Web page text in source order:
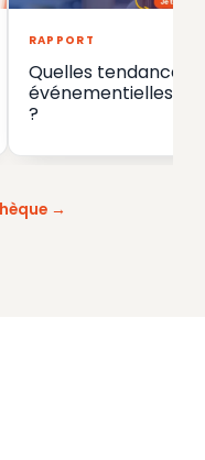
RAPPORT
Quelles tendances
événementielles en
?